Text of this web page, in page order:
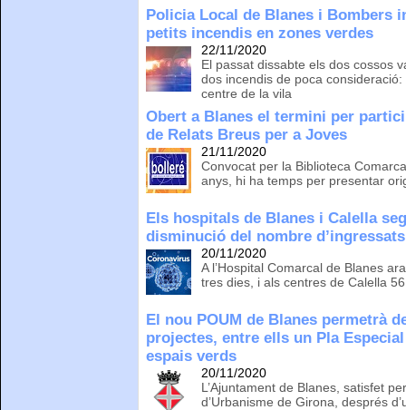
Policia Local de Blanes i Bombers
petits incendis en zones verdes
22/11/2020
El passat dissabte els dos cossos
dos incendis de poca
centre de la vila
Obert a Blanes el termini per
de Relats Breus per a Joves
21/11/2020
Convocat per la Biblioteca
anys, hi ha temps per presentar
Els hospitals de Blanes i Calella
disminució del nombre
20/11/2020
A l’Hospital Comarcal de Blanes
tres dies, i als centres de Calella
El nou POUM de Blanes permetrà
projectes, entre ells un Pla
espais verds
20/11/2020
L’Ajuntament de Blanes, satisfet
d’Urbanisme de Girona, després